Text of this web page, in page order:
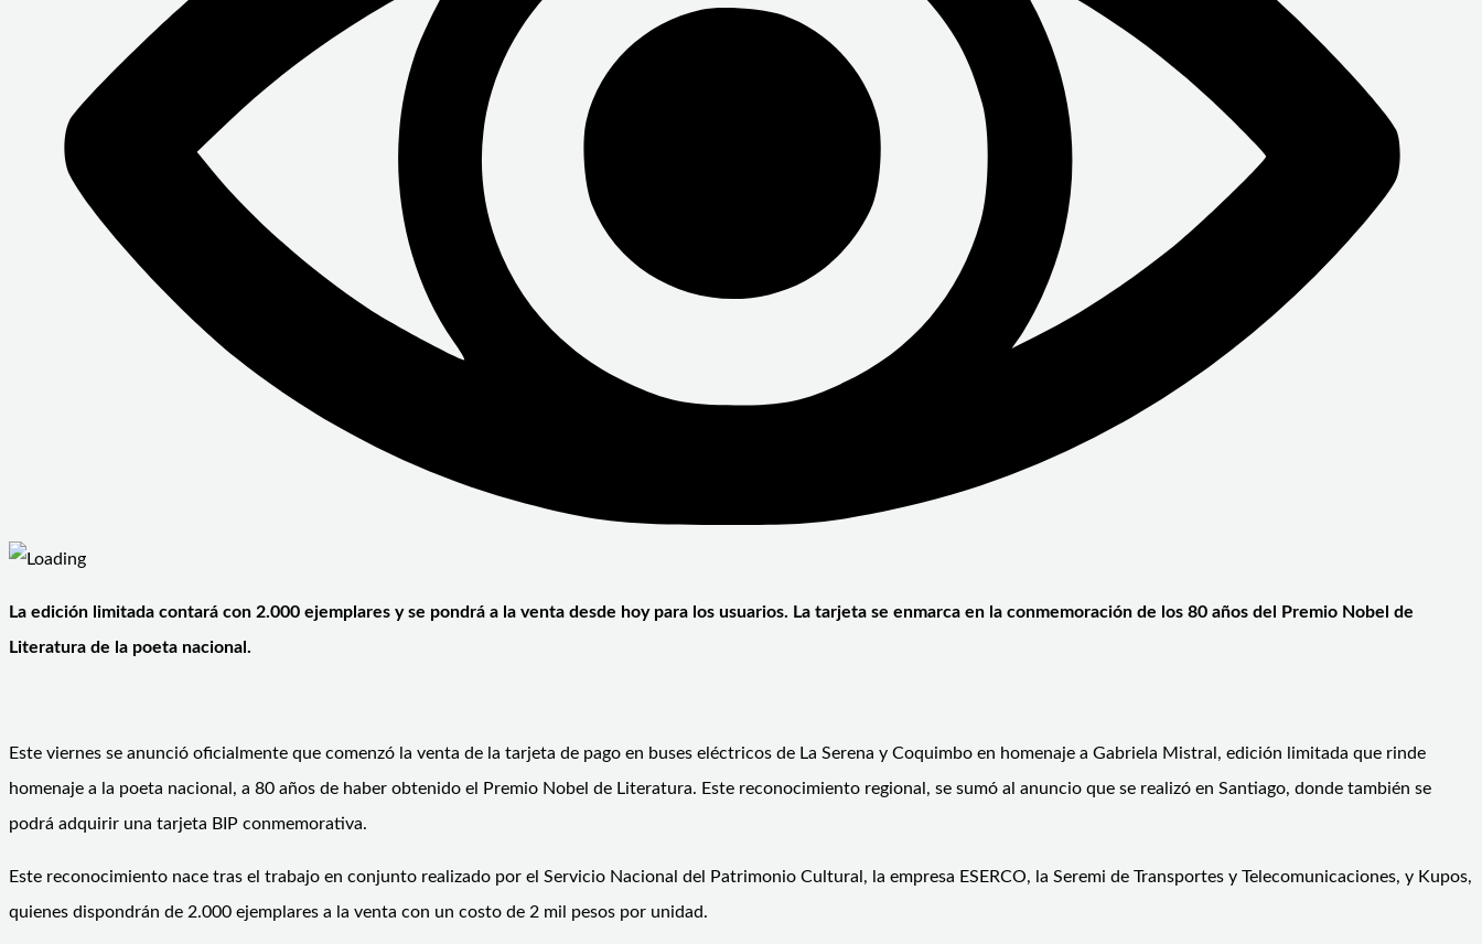
La edición limitada contará con 2.000 ejemplares y se pondrá a la venta desde hoy para los usuarios. La tarjeta se enmarca en la conmemoración de los 80 años del Premio Nobel de
Literatura de la poeta nacional.
Este viernes se anunció oficialmente que comenzó la venta de la tarjeta de pago en buses eléctricos de La Serena y Coquimbo en homenaje a Gabriela Mistral, edición limitada que rinde
homenaje a la poeta nacional, a 80 años de haber obtenido el Premio Nobel de Literatura. Este reconocimiento regional, se sumó al anuncio que se realizó en Santiago, donde también se
podrá adquirir una tarjeta BIP conmemorativa.
Este reconocimiento nace tras el trabajo en conjunto realizado por el Servicio Nacional del Patrimonio Cultural, la empresa ESERCO, la Seremi de Transportes y Telecomunicaciones, y Kupos,
quienes dispondrán de 2.000 ejemplares a la venta con un costo de 2 mil pesos por unidad.